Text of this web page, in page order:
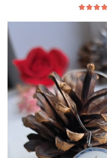
Inele aur
Inele argint
Pandantive
Pandantive aur
Pandantive argint
Vouchere Cadou
Seturi bijuterii
Seturi din argint
Seturi din aur